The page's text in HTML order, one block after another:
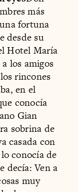
más
fortuna
desde su
Hotel María
los amigos
rincones
en el
conocía
Gian
sobrina de
casada con
conocía de
decía: Ven a
muy